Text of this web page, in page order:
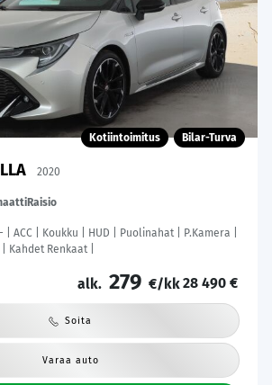
Kotiintoimitus Bilar-Turva
2020
Raisio
| ACC | Koukku | HUD | Puolinahat | P.Kamera |
Kahdet Renkaat |
alk. 279 €/kk28 490 €
Soita
Varaa auto